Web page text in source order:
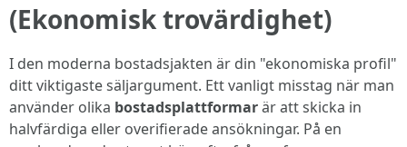
(Ekonomisk trovärdighet)
I den moderna bostadsjakten är din "ekonomiska profil"
ditt viktigaste säljargument. Ett vanligt misstag när man
använder olika bostadsplattformarär att skicka in
halvfärdiga eller overifierade ansökningar. På en